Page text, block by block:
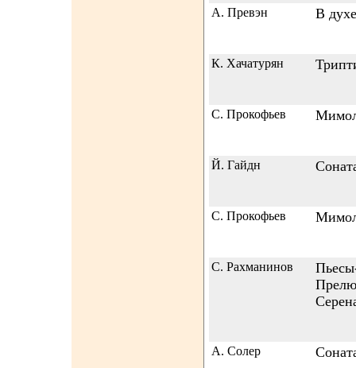
А. Превэн В
К. Хачатурян
С. Прокофьев
Й. Гайдн
С. Прокофьев
C. Рахманинов
А. Солер